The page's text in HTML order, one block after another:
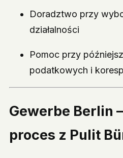
Doradztwo przy
działalności
Pomoc przy
podatkowych i
Gewerbe Berlin
proces z Pulit